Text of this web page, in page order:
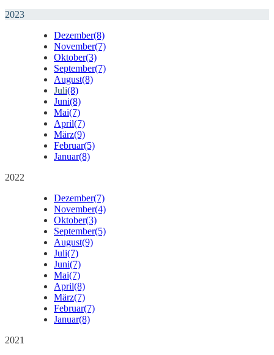
2023
Dezember(8)
November(7)
Oktober(3)
September(7)
August(8)
Juli(8)
Juni(8)
Mai(7)
April(7)
März(9)
Februar(5)
Januar(8)
2022
Dezember(7)
November(4)
Oktober(3)
September(5)
August(9)
Juli(7)
Juni(7)
Mai(7)
April(8)
März(7)
Februar(7)
Januar(8)
2021